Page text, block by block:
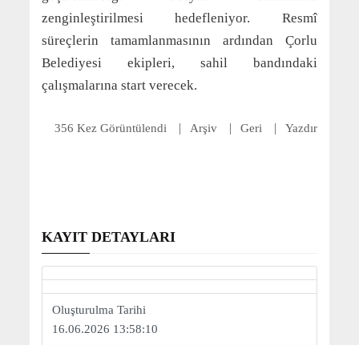
zenginleştirilmesi hedefleniyor. Resmî
süreçlerin tamamlanmasının ardından Çorlu
Belediyesi ekipleri, sahil bandındaki
çalışmalarına start verecek.
356 Kez Görüntülendi Arşiv Geri Yazdır
KAYIT DETAYLARI
Oluşturulma Tarihi
16.06.2026 13:58:10